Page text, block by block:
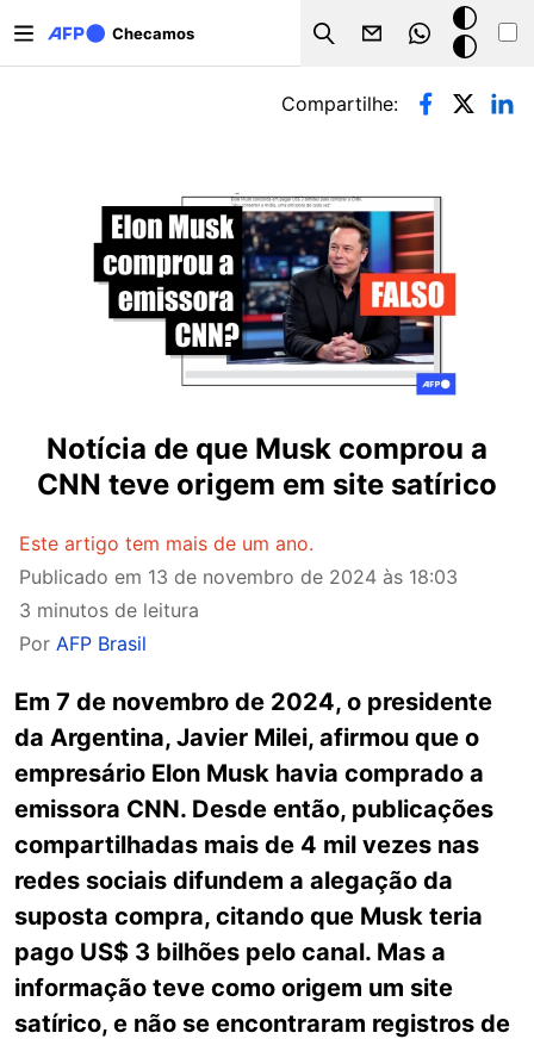
Checamos
Search
Modo
escuro
Abas primárias
Compartilhe:
Notícia de que Musk comprou a
CNN teve origem em site satírico
Este artigo tem mais de um ano.
Publicado em 13 de novembro de 2024 às 18:03
3 minutos de leitura
Por AFP Brasil
Em 7 de novembro de 2024, o presidente
da Argentina, Javier Milei, afirmou que o
empresário Elon Musk havia comprado a
emissora CNN. Desde então, publicações
compartilhadas mais de 4 mil vezes nas
redes sociais difundem a alegação da
suposta compra, citando que Musk teria
pago US$ 3 bilhões pelo canal. Mas a
informação teve como origem um site
satírico, e não se encontraram registros de